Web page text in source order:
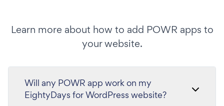
Learn more about how to add POWR apps to
your website.
Will any POWR app work on my
EightyDays for WordPress website?